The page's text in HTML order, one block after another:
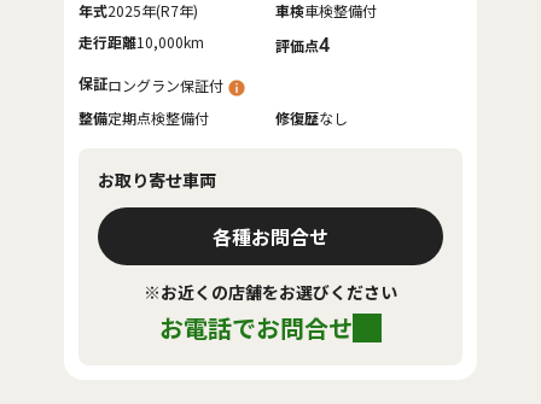
年式2025年(R7年) 車検車検整備付
走行距離10,000km 評価点4
保証ロングラン保証付
整備定期点検整備付 修復歴なし
お取り寄せ車両
各種お問合せ
※お近くの店舗をお選びください
お電話でお問合せ